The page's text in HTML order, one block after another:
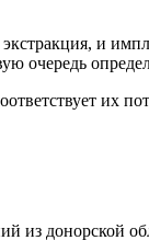
экстракция, и
очередь
их
из донорской